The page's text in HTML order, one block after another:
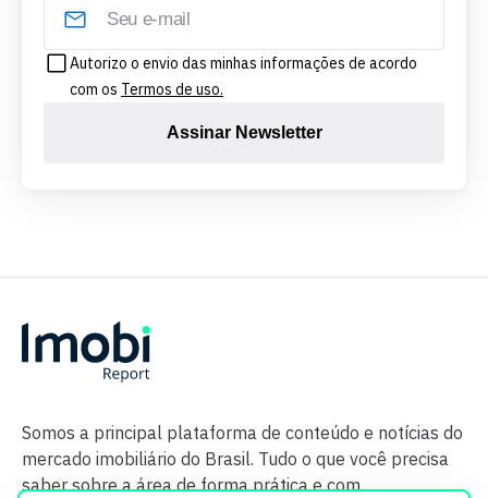
Autorizo o envio das minhas informações de acordo
com os Termos de uso.
Assinar Newsletter
Somos a principal plataforma de conteúdo e notícias do
mercado imobiliário do Brasil. Tudo o que você precisa
saber sobre a área de forma prática e com